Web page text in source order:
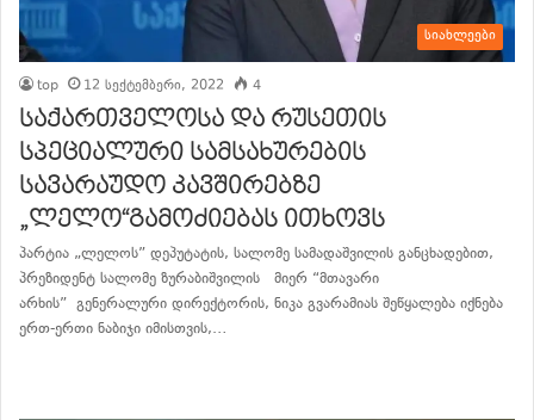
სიახლეები
top 12 სექტემბერი, 2022 4
საქართველოსა და რუსეთის
სპეციალური სამსახურების
სავარაუდო კავშირებზე
„ლელო“გამოძიებას ითხოვს
პარტია „ლელოს” დეპუტატის, სალომე სამადაშვილის განცხადებით,
პრეზიდენტ სალომე ზურაბიშვილის მიერ “მთავარი
არხის” გენერალური დირექტორის, ნიკა გვარამიას შეწყალება იქნება
ერთ-ერთი ნაბიჯი იმისთვის,…